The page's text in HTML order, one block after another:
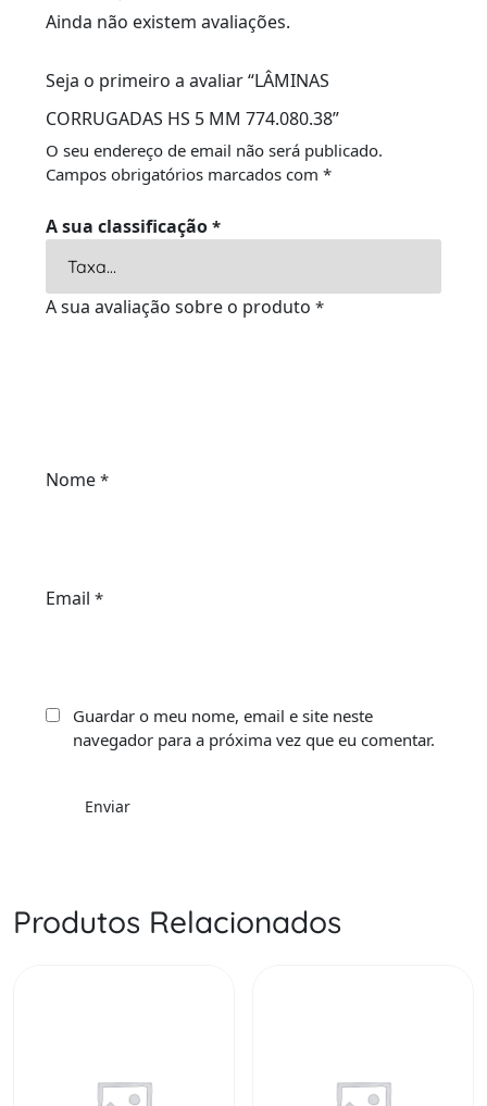
Ainda não existem avaliações.
Seja o primeiro a avaliar “LÂMINAS
CORRUGADAS HS 5 MM 774.080.38”
O seu endereço de email não será publicado.
Campos obrigatórios marcados com *
A sua classificação *
A sua avaliação sobre o produto *
Nome *
Email *
Guardar o meu nome, email e site neste
navegador para a próxima vez que eu comentar.
Produtos Relacionados